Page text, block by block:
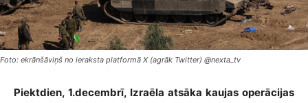
Foto: ekrānšāviņš no ieraksta platformā X (agrāk Twitter) @nexta_tv
Piektdien, 1.decembrī, Izraēla atsāka kaujas operācijas